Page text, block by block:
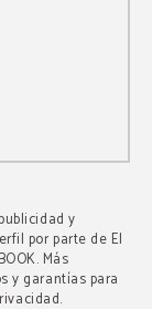
y
por parte de El
Más
y garantías para